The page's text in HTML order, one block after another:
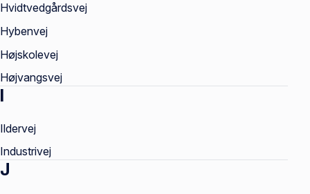
Hvidtvedgårdsvej
Hybenvej
Højskolevej
Højvangsvej
I
Ildervej
Industrivej
J